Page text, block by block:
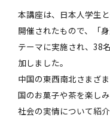
本講座は、日本人学生
開催されたもので、「
テーマに実施され、38
加しました。
中国の東西南北さまざ
国のお菓子や茶を楽し
社会の実情について紹